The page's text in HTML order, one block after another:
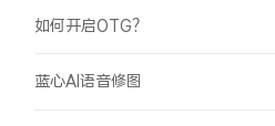
如何开启OTG？
蓝心AI语音修图